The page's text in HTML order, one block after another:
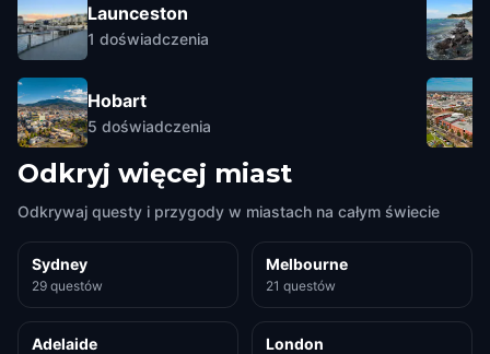
Launceston
1 doświadczenia
Hobart
5 doświadczenia
Odkryj więcej miast
Odkrywaj questy i przygody w miastach na całym świecie
Sydney
29 questów
Melbourne
21 questów
Adelaide London